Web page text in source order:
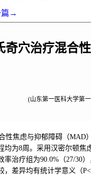
篇→
奇穴治疗混合
(山东第一医科大学第
性焦虑与抑郁障碍（
均为8周。采用汉密尔顿
治疗组为90.0%（27/30
，差异均有统计学意义（